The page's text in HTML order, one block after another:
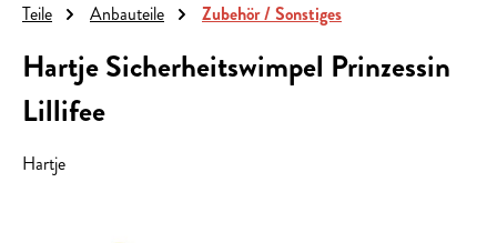
Teile Anbauteile Zubehör / Sonstiges
Hartje Sicherheitswimpel Prinzessin
Lillifee
Hartje